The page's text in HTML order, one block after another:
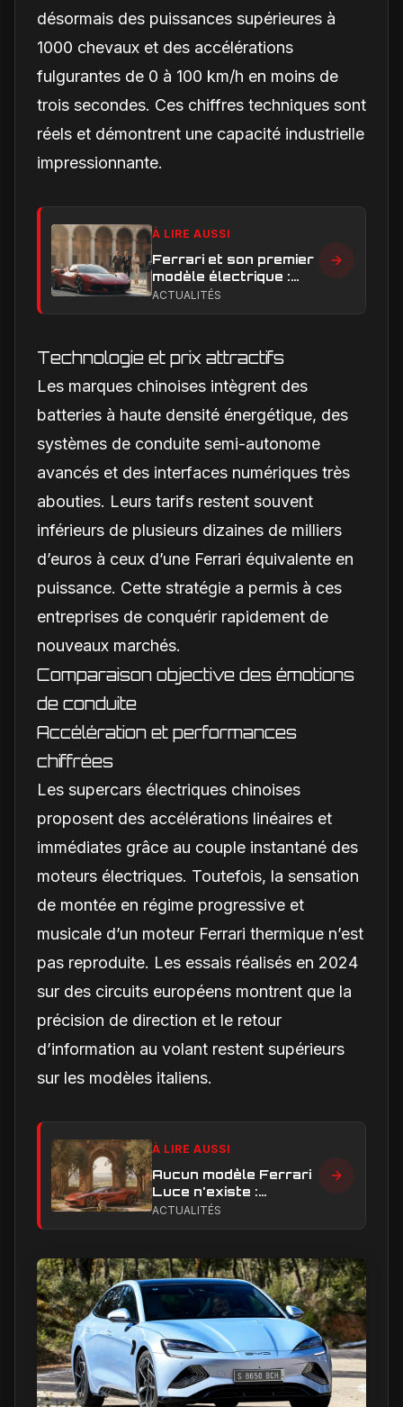
désormais des puissances supérieures à
1000 chevaux et des accélérations
fulgurantes de 0 à 100 km/h en moins de
trois secondes. Ces chiffres techniques sont
réels et démontrent une capacité industrielle
impressionnante.
À LIRE AUSSI
Ferrari et son premier
modèle électrique :
calendrier de
ACTUALITÉS
Technologie et prix attractifs
Les marques chinoises intègrent des
batteries à haute densité énergétique, des
systèmes de conduite semi-autonome
avancés et des interfaces numériques très
abouties. Leurs tarifs restent souvent
inférieurs de plusieurs dizaines de milliers
d’euros à ceux d’une Ferrari équivalente en
puissance. Cette stratégie a permis à ces
entreprises de conquérir rapidement de
nouveaux marchés.
Comparaison objective des émotions
de conduite
Accélération et performances
chiffrées
Les supercars électriques chinoises
proposent des accélérations linéaires et
immédiates grâce au couple instantané des
moteurs électriques. Toutefois, la sensation
de montée en régime progressive et
musicale d’un moteur Ferrari thermique n’est
pas reproduite. Les essais réalisés en 2024
sur des circuits européens montrent que la
précision de direction et le retour
d’information au volant restent supérieurs
sur les modèles italiens.
À LIRE AUSSI
Aucun modèle Ferrari
Luce n'existe :
clarification sur les
ACTUALITÉS